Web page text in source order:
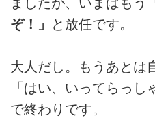
ぞ！」
と放任です。
大人だし。もうあとは
「はい、いってらっし
で終わりです。